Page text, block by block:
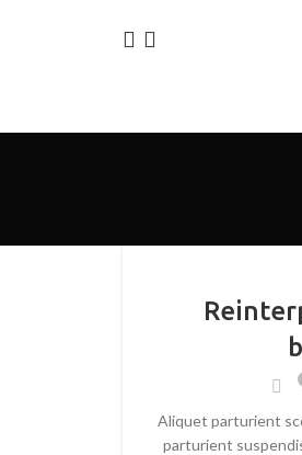
Aliquet parturient
parturient